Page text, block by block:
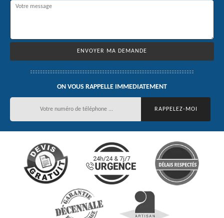
ON VOUS RAPPELLE IMMEDIATEMENT